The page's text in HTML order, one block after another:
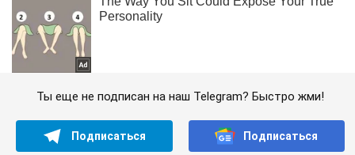
Ты еще не подписан на наш Telegram? Быстро жми!
Подписаться Подписаться